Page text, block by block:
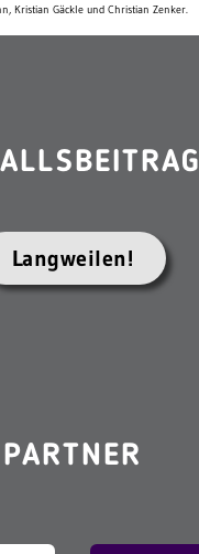
Kristian Gäckle und Christian Zenker.
Langweilen!
PARTNER